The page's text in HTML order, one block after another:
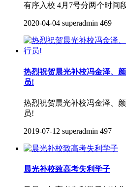
有序入校 4月7号分两个时间
2020-04-04 superadmin 469
热烈祝贺晨光补校冯金泽、
员!
热烈祝贺晨光补校冯金泽、
员!
2019-07-12 superadmin 497
晨光补校致高考失利学子